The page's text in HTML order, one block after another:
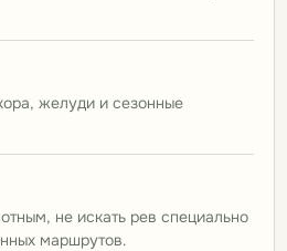
желуди и сезонные
не искать рев специально
маршрутов.